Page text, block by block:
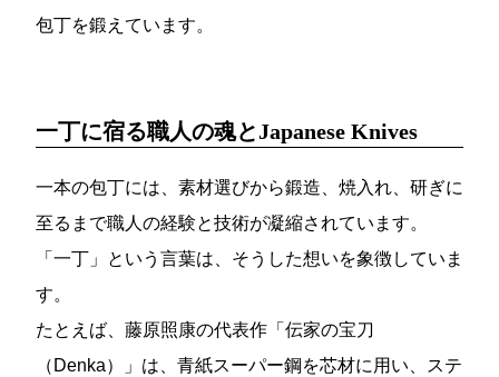
包丁を鍛えています。
一丁に宿る職人の魂とJapanese Knives
一本の包丁には、素材選びから鍛造、焼入れ、研ぎに
至るまで職人の経験と技術が凝縮されています。
「一丁」という言葉は、そうした想いを象徴していま
す。
たとえば、藤原照康の代表作「伝家の宝刀
（Denka）」は、青紙スーパー鋼を芯材に用い、ステ